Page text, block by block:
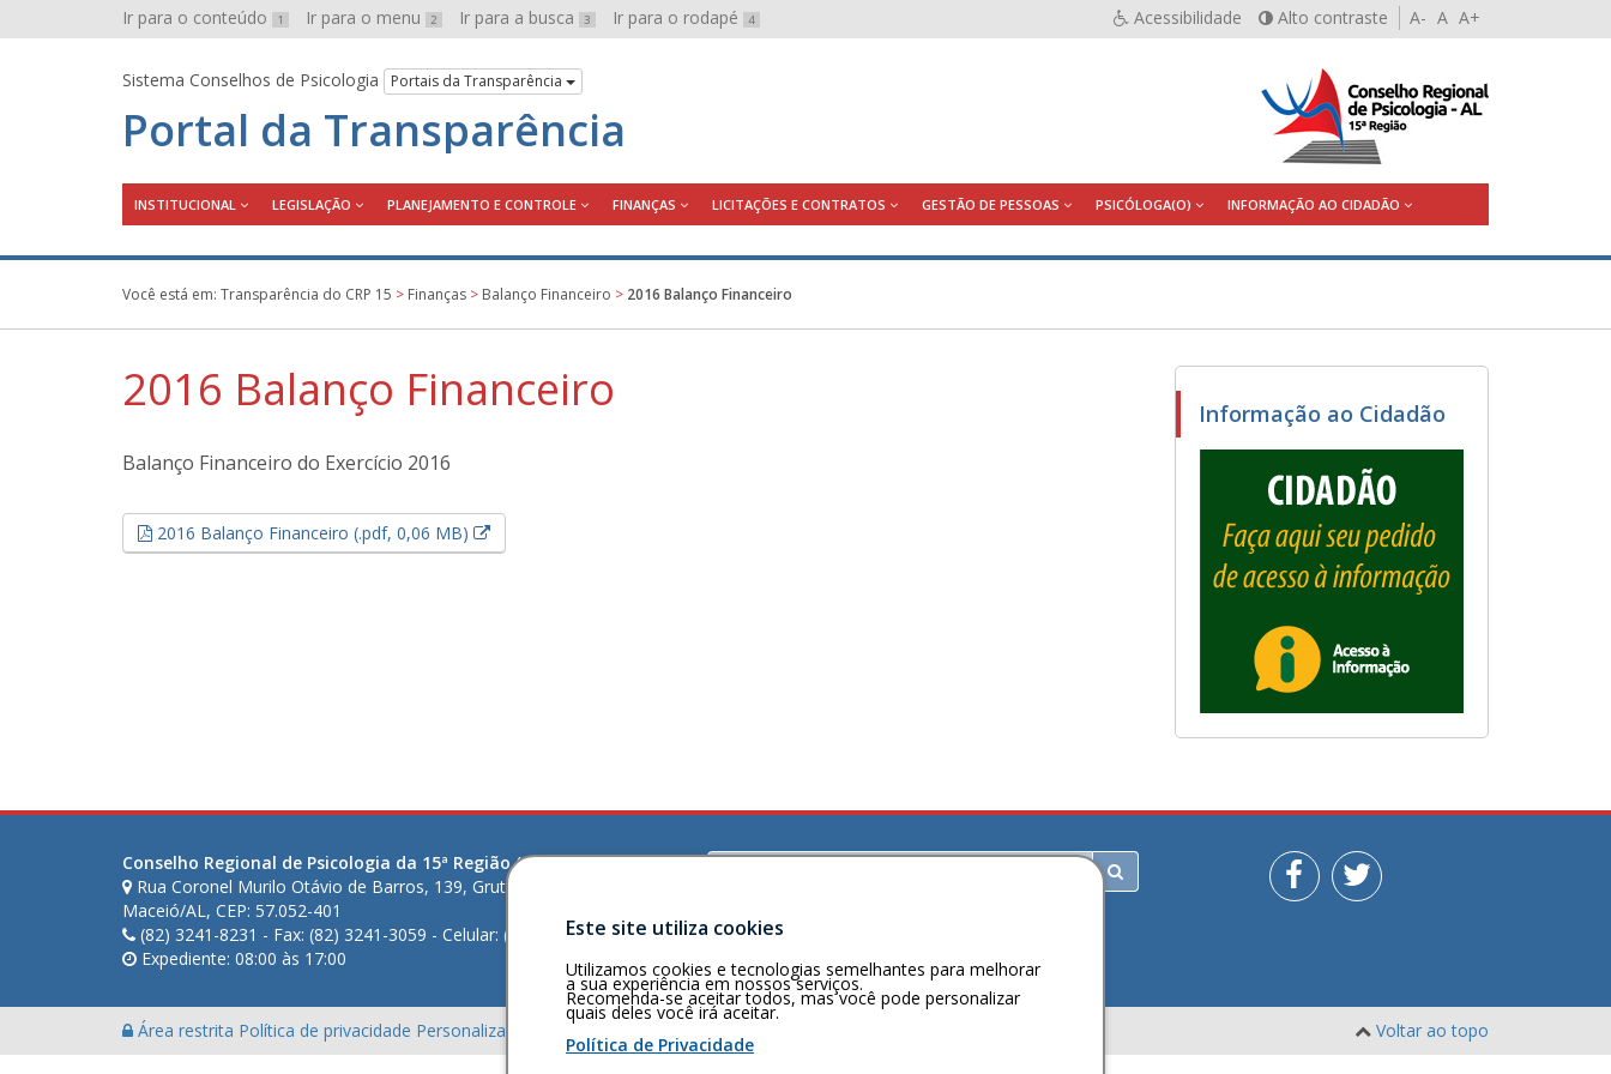
Ir para o conteúdo 1 Ir para o menu 2 Ir para a busca 3 Ir para o rodapé 4 Acessibilidade Alto contraste A- A A+
Sistema Conselhos de Psicologia Portais da Transparência
Portal da Transparência
INSTITUCIONAL LEGISLAÇÃO PLANEJAMENTO E CONTROLE FINANÇAS LICITAÇÕES E CONTRATOS GESTÃO DE PESSOAS PSICÓLOGA(O) INFORMAÇÃO AO CIDADÃO
Você está em: Transparência do CRP 15 > Finanças > Balanço Financeiro > 2016 Balanço Financeiro
2016 Balanço Financeiro
Balanço Financeiro do Exercício 2016
2016 Balanço Financeiro (.pdf, 0,06 MB) Esse link abrirá em uma nova janela.
Informação ao Cidadão
Conselho Regional de Psicologia da 15ª Região (AL)
Rua Coronel Murilo Otávio de Barros, 139, Gruta de Lourdes,
Maceió/AL, CEP: 57.052-401
(82) 3241-8231 - Fax: (82) 3241-3059 - Celular: (82) 98115-7073
Expediente: 08:00 às 17:00
Buscar
Área restrita Política de privacidade Personalização de cookies Voltar ao topo
Este site utiliza cookies
Utilizamos cookies e tecnologias semelhantes para melhorar
a sua experiência em nossos serviços.
Recomenda-se aceitar todos, mas você pode personalizar
quais deles você irá aceitar.
Política de Privacidade